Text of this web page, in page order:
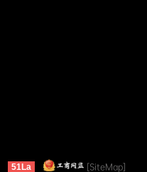
51La [SiteMap]